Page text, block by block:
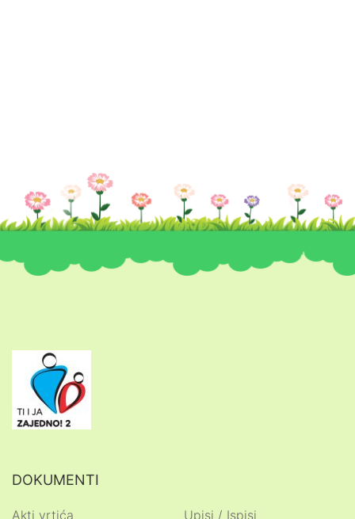
DOKUMENTI
Akti vrtića Upisi / Ispisi